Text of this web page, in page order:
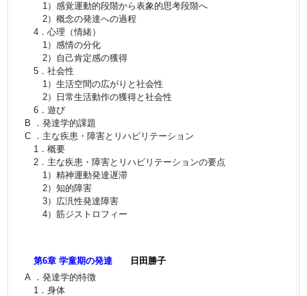
1）感覚運動的段階から表象的思考段階へ
2）概念の発達への過程
4．心理（情緒）
1）感情の分化
2）自己肯定感の獲得
5．社会性
1）生活空間の広がりと社会性
2）日常生活動作の獲得と社会性
6．遊び
B ．発達学的課題
C ．主な疾患・障害とリハビリテーション
1．概要
2．主な疾患・障害とリハビリテーションの要点
1）精神運動発達遅滞
2）知的障害
3）広汎性発達障害
4）筋ジストロフィー
第6章 学童期の発達
日田勝子
A ．発達学的特徴
1．身体